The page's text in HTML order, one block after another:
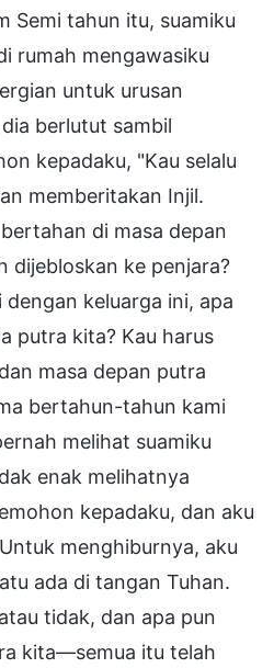
Semi tahun itu, suamiku
rumah mengawasiku
untuk urusan
berlutut sambil
kepadaku, "Kau selalu
memberitakan Injil.
di masa depan
dijebloskan ke penjara?
keluarga ini, apa
putra kita? Kau harus
masa depan putra
bertahun-tahun kami
melihat suamiku
enak melihatnya
kepadaku, dan aku
menghiburnya, aku
ada di tangan Tuhan.
tidak, dan apa pun
kita—semua itu telah